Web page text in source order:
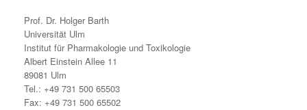
Prof. Dr. Holger Barth
Universität Ulm
Institut für Pharmakologie und Toxikologie
Albert Einstein Allee 11
89081 Ulm
Tel.: +49 731 500 65503
Fax: +49 731 500 65502